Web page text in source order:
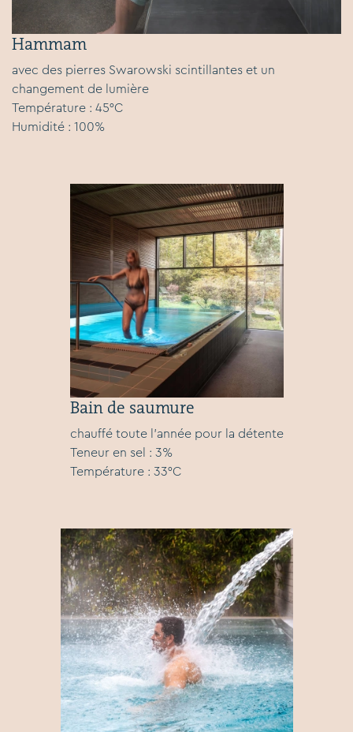
Hammam
avec des pierres Swarowski scintillantes et un
changement de lumière
Température : 45°C
Humidité : 100%
Bain de saumure
chauffé toute l'année pour la détente
Teneur en sel : 3%
Température : 33°C